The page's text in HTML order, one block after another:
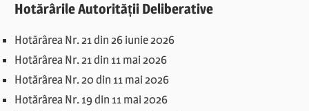
Hotărârile Autorității Deliberative
Hotărârea Nr. 21 din 26 iunie 2026
Hotărârea Nr. 21 din 11 mai 2026
Hotărârea Nr. 20 din 11 mai 2026
Hotărârea Nr. 19 din 11 mai 2026